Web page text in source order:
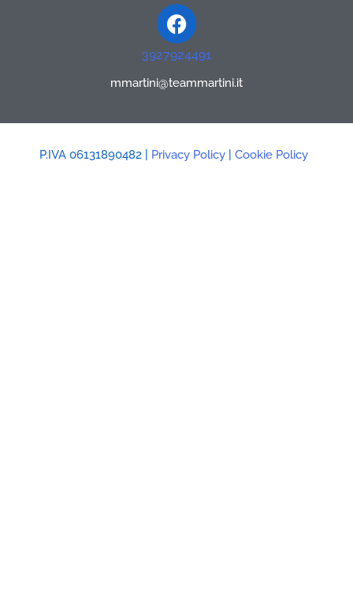
Facebook
3927924491
mmartini@teammartini.it
P.IVA 06131890482 | Privacy Policy| Cookie Policy